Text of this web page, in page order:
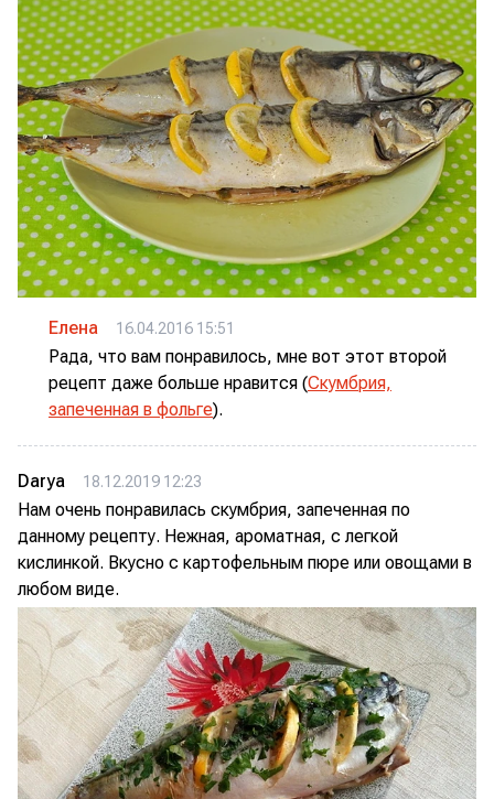
Елена 16.04.2016 15:51
Рада, что вам понравилось, мне вот этот второй
рецепт даже больше нравится (Скумбрия,
запеченная в фольге).
Darya 18.12.2019 12:23
Нам очень понравилась скумбрия, запеченная по
данному рецепту. Нежная, ароматная, с легкой
кислинкой. Вкусно с картофельным пюре или овощами в
любом виде.